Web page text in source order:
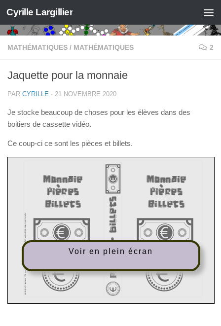
Skip to content
Cyrille Largillier
MATHÉMATIQUES / MATHÉMATIQUES 2
Jaquette pour la monnaie
PAR CYRILLE · 21 NOVEMBRE 2020
Je stocke beaucoup de choses pour les élèves dans des
boitiers de cassette vidéo.
Ce coup-ci ce sont les pièces et billets.
Voir en plein écran